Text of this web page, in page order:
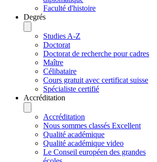
Faculté d'histoire
Degrés
Studies A-Z
Doctorat
Doctorat de recherche pour cadres
Maître
Célibataire
Cours gratuit avec certificat suisse
Spécialiste certifié
Accréditation
Accréditation
Nous sommes classés Excellent
Qualité académique
Qualité académique video
Le Conseil européen des grandes